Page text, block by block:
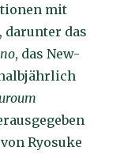
mit
darunter das
, das New-
von Ryosuke